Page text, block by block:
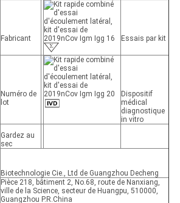
Fabricant Essais par kit
Numéro de
lot
Dispositif
médical
diagnostique
in vitro
Gardez au
sec
Biotechnologie Cie., Ltd de Guangzhou Decheng
Pièce 218, bâtiment 2, No.68, route de Nanxiang,
ville de la Science, secteur de Huangpu, 510000,
Guangzhou P.R.China